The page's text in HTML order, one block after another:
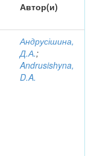
Автор(и)
Андрусішина,
Д.А.;
Andrusishyna,
D.A.